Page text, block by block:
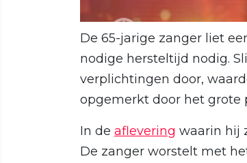
De 65-jarige zanger liet
nodige hersteltijd nodig.
verplichtingen door,
opgemerkt door het grote
In de aflevering waarin hij
De zanger worstelt met